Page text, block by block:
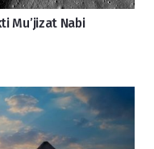
Mu’jizat Nabi